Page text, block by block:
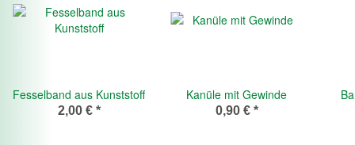
Fesselband aus Kunststoff
2,00 € *
Kanüle mit Gewinde
0,90 € *